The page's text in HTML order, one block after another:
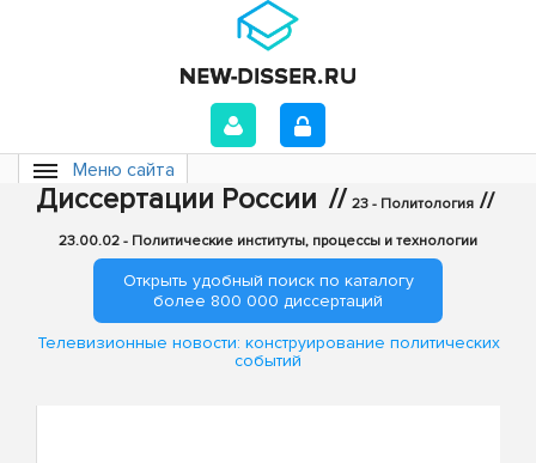
Меню сайта
Диссертации России // 23 - Политология //
23.00.02 - Политические институты, процессы и технологии
Открыть удобный поиск по каталогу
более 800 000 диссертаций
Телевизионные новости: конструирование политических
событий